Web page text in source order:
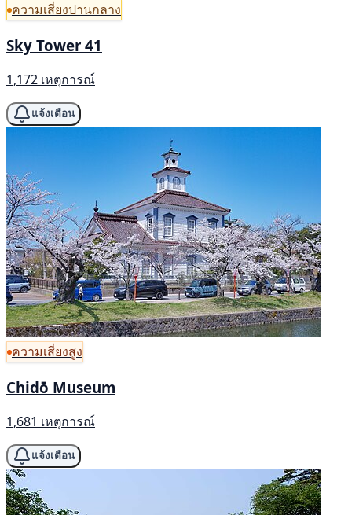
ความเสี่ยงปานกลาง
Sky Tower 41
1,172 เหตุการณ์
แจ้งเตือน
ความเสี่ยงสูง
Chidō Museum
1,681 เหตุการณ์
แจ้งเตือน